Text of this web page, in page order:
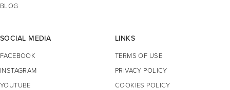
BLOG
SOCIAL MEDIA
FACEBOOK
INSTAGRAM
YOUTUBE
LINKS
TERMS OF USE
PRIVACY POLICY
COOKIES POLICY